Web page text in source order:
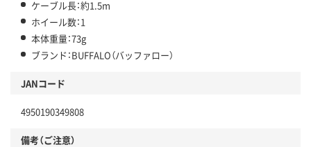
ケーブル長：約1.5m
ホイール数：1
本体重量：73g
ブランド：BUFFALO（バッファロー）
JANコード
4950190349808
備考（ご注意）